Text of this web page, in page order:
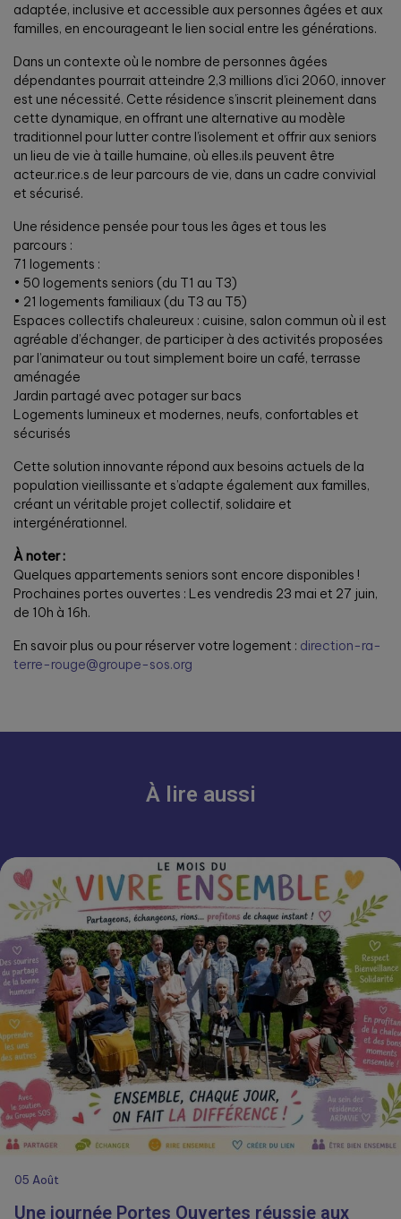
adaptée, inclusive et accessible aux personnes âgées et aux
familles, en encourageant le lien social entre les générations.
Dans un contexte où le nombre de personnes âgées
dépendantes pourrait atteindre 2,3 millions d’ici 2060, innover
est une nécessité. Cette résidence s’inscrit pleinement dans
cette dynamique, en offrant une alternative au modèle
traditionnel pour lutter contre l’isolement et offrir aux seniors
un lieu de vie à taille humaine, où elles.ils peuvent être
acteur.rice.s de leur parcours de vie, dans un cadre convivial
et sécurisé.
Une résidence pensée pour tous les âges et tous les
parcours :
71 logements :
• 50 logements seniors (du T1 au T3)
• 21 logements familiaux (du T3 au T5)
Espaces collectifs chaleureux : cuisine, salon commun où il est
agréable d’échanger, de participer à des activités proposées
par l’animateur ou tout simplement boire un café, terrasse
aménagée
Jardin partagé avec potager sur bacs
Logements lumineux et modernes, neufs, confortables et
sécurisés
Cette solution innovante répond aux besoins actuels de la
population vieillissante et s’adapte également aux familles,
créant un véritable projet collectif, solidaire et
intergénérationnel.
À noter :
Quelques appartements seniors sont encore disponibles !
Prochaines portes ouvertes : Les vendredis 23 mai et 27 juin,
de 10h à 16h.
En savoir plus ou pour réserver votre logement : direction-ra-
terre-rouge@groupe-sos.org
À lire aussi
05 Août
Une journée Portes Ouvertes réussie aux